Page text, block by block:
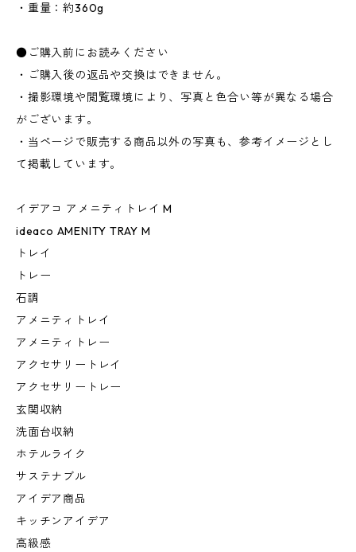
・重量：約360g
●ご購入前にお読みください
・ご購入後の返品や交換はできません。
・撮影環境や閲覧環境により、写真と色合い等が異なる場合
がございます。
・当ページで販売する商品以外の写真も、参考イメージとし
て掲載しています。
イデアコ アメニティトレイ M
ideaco AMENITY TRAY M
トレイ
トレー
石調
アメニティトレイ
アメニティトレー
アクセサリートレイ
アクセサリートレー
玄関収納
洗面台収納
ホテルライク
サステナブル
アイデア商品
キッチンアイデア
高級感